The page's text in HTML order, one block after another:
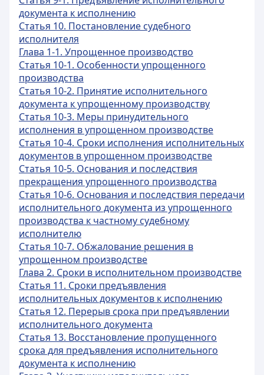
документа к исполнению
Статья 10. Постановление судебного
исполнителя
Глава 1-1. Упрощенное производство
Статья 10-1. Особенности упрощенного
производства
Статья 10-2. Принятие исполнительного
документа к упрощенному производству
Статья 10-3. Меры принудительного
исполнения в упрощенном производстве
Статья 10-4. Сроки исполнения исполнительных
документов в упрощенном производстве
Статья 10-5. Основания и последствия
прекращения упрощенного производства
Статья 10-6. Основания и последствия передачи
исполнительного документа из упрощенного
производства к частному судебному
исполнителю
Статья 10-7. Обжалование решения в
упрощенном производстве
Глава 2. Сроки в исполнительном производстве
Статья 11. Сроки предъявления
исполнительных документов к исполнению
Статья 12. Перерыв срока при предъявлении
исполнительного документа
Статья 13. Восстановление пропущенного
срока для предъявления исполнительного
документа к исполнению